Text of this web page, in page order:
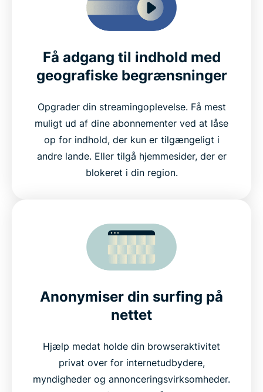
Få adgang til indhold med
geografiskebegrænsninger
Opgrader din streamingoplevelse. Få mest
muligt ud af dine abonnementer ved at låse
op for indhold, der kun er tilgængeligt i
andre lande. Eller tilgå hjemmesider, der er
blokeret i din region.
Anonymiser din surfing på
nettet
Hjælp medat holde din browseraktivitet
privat over for internetudbydere,
myndigheder og annonceringsvirksomheder.